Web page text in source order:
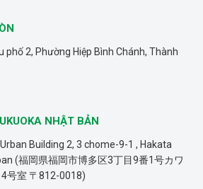
phố 2, Phường Hiệp Bình Chánh, Thành
NHẬT BẢN
Building 2, 3 chome-9-1 , Hakata
(福岡県福岡市博多区3丁目9番1号カワ
室 〒812-0018)